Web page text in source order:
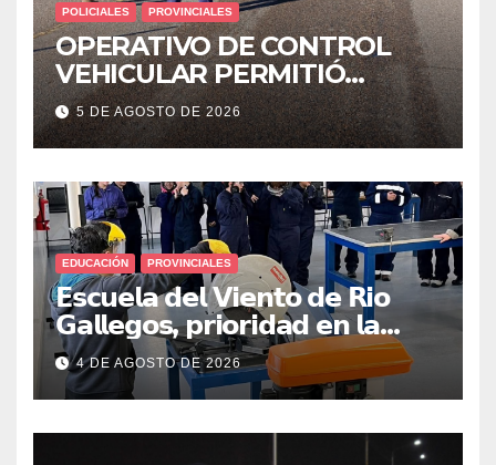
POLICIALES PROVINCIALES
OPERATIVO DE CONTROL
VEHICULAR PERMITIÓ
LOCALIZAR A UN HOMBRE
CON PEDIDO DE PARADERO
5 DE AGOSTO DE 2026
EDUCACIÓN PROVINCIALES
𝗘𝘀𝗰𝘂𝗲𝗹𝗮 𝗱𝗲𝗹 𝗩𝗶𝗲𝗻𝘁𝗼 𝗱𝗲 𝗥𝗶𝗼
𝗚𝗮𝗹𝗹𝗲𝗴𝗼𝘀, 𝗽𝗿𝗶𝗼𝗿𝗶𝗱𝗮𝗱 𝗲𝗻 𝗹𝗮
𝘀𝗲𝗴𝘂𝗿𝗶𝗱𝗮𝗱: 𝗖𝗹𝗮𝘃𝗲 𝗲𝗻 𝗲𝗹 𝗶𝗻𝗶𝗰𝗶𝗼
𝗱𝗲 𝗹𝗼𝘀 𝘁𝗮𝗹𝗹𝗲𝗿𝗲𝘀 𝗶𝗻𝗱𝘂𝘀𝘁𝗿𝗶𝗮𝗹𝗲𝘀
4 DE AGOSTO DE 2026